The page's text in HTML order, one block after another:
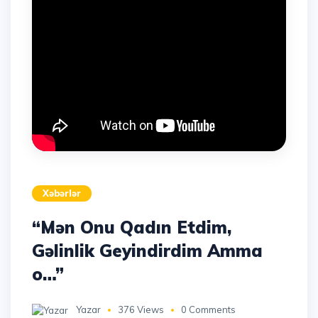
Xəbərlər
“Mən Onu Qadın Etdim,
Gəlinlik Geyindirdim Amma
o…”
Yazar 376 Views 0 Comments